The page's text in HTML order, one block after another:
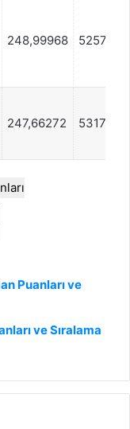
248,99968 525715
247,66272 531765
Puanları ve
ve Sıralama